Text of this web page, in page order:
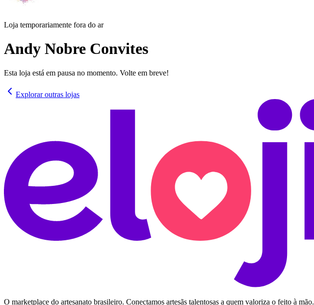
Loja temporariamente fora do ar
Andy Nobre Convites
Esta loja está em pausa no momento. Volte em breve!
Explorar outras lojas
O marketplace do artesanato brasileiro. Conectamos artesãs talentosas a quem valoriza o feito à mão.